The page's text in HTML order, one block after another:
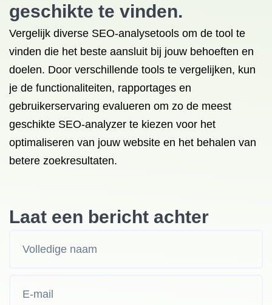
geschikte te vinden.
Vergelijk diverse SEO-analysetools om de tool te
vinden die het beste aansluit bij jouw behoeften en
doelen. Door verschillende tools te vergelijken, kun
je de functionaliteiten, rapportages en
gebruikerservaring evalueren om zo de meest
geschikte SEO-analyzer te kiezen voor het
optimaliseren van jouw website en het behalen van
betere zoekresultaten.
Laat een bericht achter